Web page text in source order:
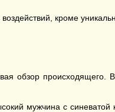
кроме
обзор
мужчина с